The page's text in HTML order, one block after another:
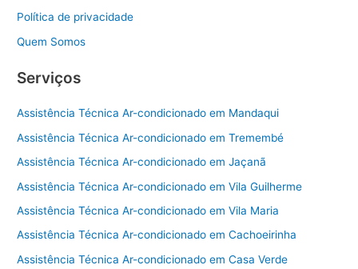
Política de privacidade
Quem Somos
Serviços
Assistência Técnica Ar-condicionado em Mandaqui
Assistência Técnica Ar-condicionado em Tremembé
Assistência Técnica Ar-condicionado em Jaçanã
Assistência Técnica Ar-condicionado em Vila Guilherme
Assistência Técnica Ar-condicionado em Vila Maria
Assistência Técnica Ar-condicionado em Cachoeirinha
Assistência Técnica Ar-condicionado em Casa Verde